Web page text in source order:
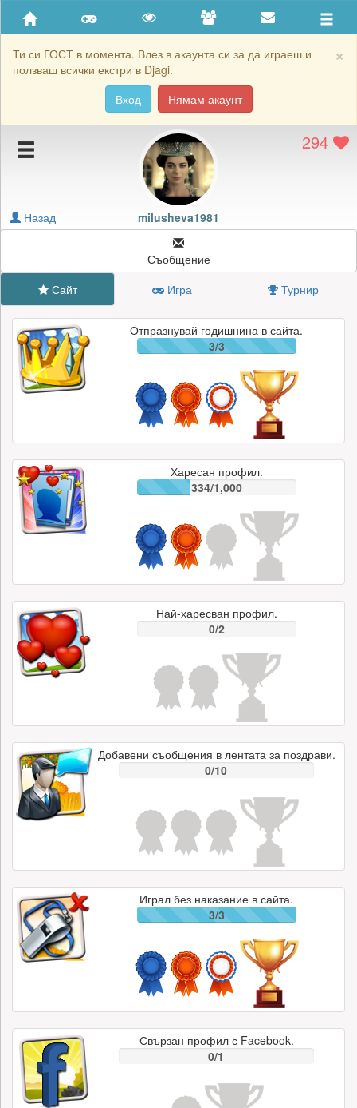
×
Ти си ГОСТ в момента. Влез в акаунта си за да играеш и
ползваш всички екстри в Djagi.
Вход
Нямам акаунт
Приятели
Хронология на игри
Подаръците на milusheva1981
Картичките на milusheva1981
Блокирай milusheva1981
294
milusheva1981
Назад
Съобщение
Сайт
Игра Турнир
Отпразнувай годишнина в сайта.
3/3
Харесан профил.
334/1,000
Най-харесван профил.
0/2
Добавени съобщения в лентата за поздрави.
0/10
Играл без наказание в сайта.
3/3
Свързан профил с Facebook.
0/1